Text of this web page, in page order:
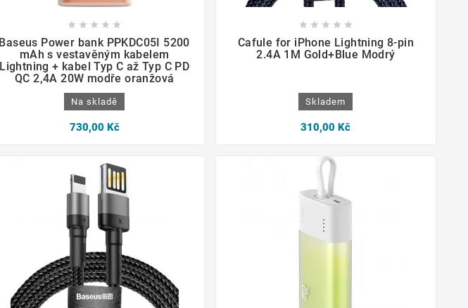
    
Baseus Power bank PPKDC05I 5200
mAh s vestavěným kabelem
Lightning + kabel Typ C až Typ C PD
QC 2,4A 20W modře oranžová
Na skladě
730,00 Kč
    
Cafule for iPhone Lightning 8-pin
2.4A 1M Gold+Blue Modrý
Skladem
310,00 Kč